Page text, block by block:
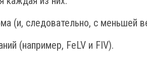
(и, следовательно, с меньшей
(например, FeLV и FIV).